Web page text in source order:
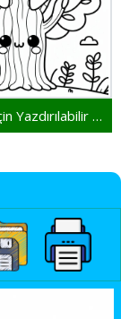
Çocuklar İçin Yazdırılabilir Ağaç